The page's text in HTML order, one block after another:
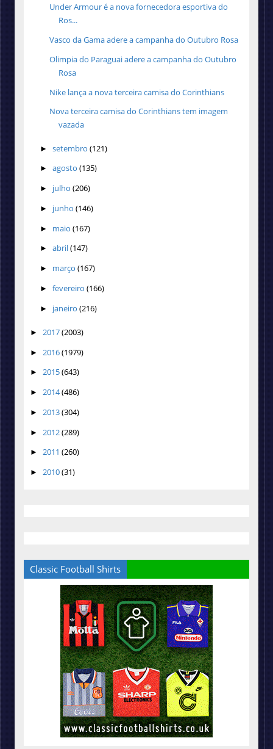
Under Armour é a nova fornecedora esportiva do
Ros...
Vasco da Gama adere a campanha do Outubro Rosa
Olimpia do Paraguai adere a campanha do Outubro
Rosa
Nike lança a nova terceira camisa do Corinthians
Nova terceira camisa do Corinthians tem imagem
vazada
► setembro (121)
► agosto (135)
► julho (206)
► junho (146)
► maio (167)
► abril(147)
► março (167)
► fevereiro (166)
► janeiro (216)
► 2017(2003)
► 2016(1979)
► 2015(643)
► 2014(486)
► 2013(304)
► 2012(289)
► 2011 (260)
► 2010(31)
Classic Football Shirts